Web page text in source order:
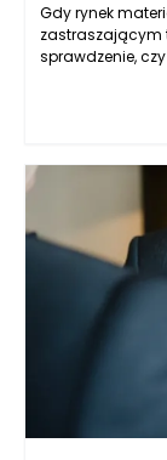
Gdy rynek
zastraszającym
sprawdzenie,
świadectw.
są konieczne